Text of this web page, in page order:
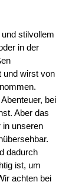
stilvollem
in der
und wirst von
bei
Aber das
in unseren
dadurch
ist, um
achten bei